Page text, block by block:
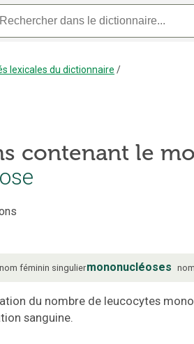
lexicales du dictionnaire /
contenant le
nom féminin singuliermononucléoses
du nombre de leucocytes
sanguine.